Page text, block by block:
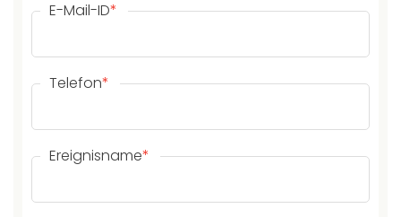
E-Mail-ID*
Telefon*
Ereignisname*